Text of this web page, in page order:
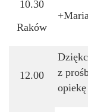
10.30
Raków
12.00
z